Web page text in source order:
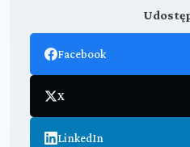
Facebook
X
LinkedIn